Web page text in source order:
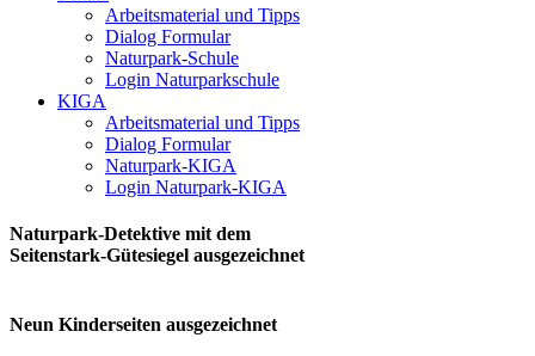
Arbeitsmaterial und Tipps
Dialog Formular
Naturpark-Schule
Login Naturparkschule
KIGA
Arbeitsmaterial und Tipps
Dialog Formular
Naturpark-KIGA
Login Naturpark-KIGA
Naturpark-Detektive mit dem
Seitenstark-Gütesiegel ausgezeichnet
Neun Kinderseiten ausgezeichnet